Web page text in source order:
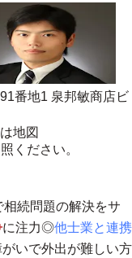
番地1 泉邦敏商店ビ
地図
ください。
相続問題の解決をサ
に注力◎他士業と連携
いで外出が難しい方